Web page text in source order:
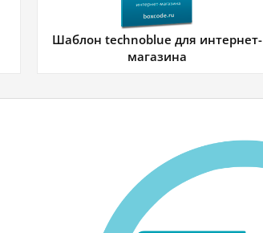
Шаблон technoblue для интернет-
магазина